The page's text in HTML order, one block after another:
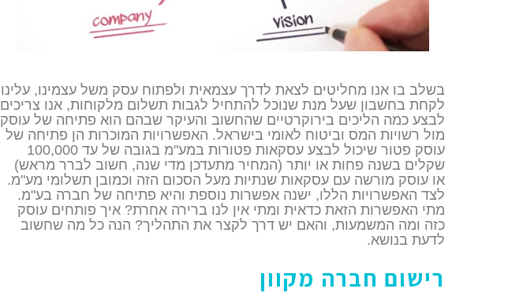
בשלב בו אנו מחליטים לצאת לדרך עצמאית ולפתוח עסק משל עצמינו, עלינו
לקחת בחשבון שעל מנת שנוכל להתחיל לגבות תשלום מלקוחות, אנו צריכים
לבצע כמה הליכים בירוקרטיים שהחשוב והעיקר שבהם הוא פתיחה של עוסק
מול רשויות המס וביטוח לאומי בישראל. האפשרויות המוכרות הן פתיחה של
עוסק פטור שיכול לבצע עסקאות פטורות במע"מ בגובה של עד 100,000
שקלים בשנה פחות או יותר (המחיר מתעדכן מדי שנה, חשוב לברר מראש)
או עוסק מורשה עם עסקאות שנתיות מעל הסכום הזה וכמובן תשלומי מע"מ.
לצד האפשרויות הללו, ישנה אפשרות נוספת והיא פתיחה של חברה בע"מ.
מתי האפשרות הזאת כדאית ומתי אין לנו ברירה אחרת? איך פותחים עוסק
כזה ומה המשמעות, והאם יש דרך לקצר את התהליך? הנה כל מה שחשוב
לדעת בנושא.
רישום חברה מקוון